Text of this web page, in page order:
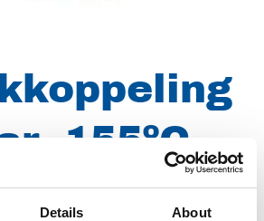
Details About
155ºC,